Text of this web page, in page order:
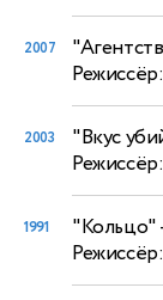
2007
2003 "Вкус
1991 "Кольцо"